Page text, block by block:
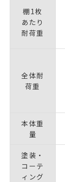
棚1枚
あたり
耐荷重
全体耐
荷重
本体重
量
塗装・
コーテ
ィング